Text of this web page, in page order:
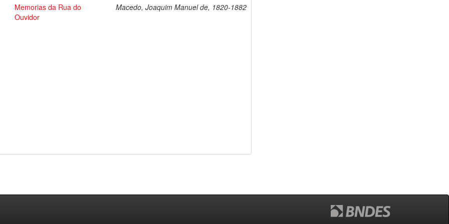
Memorias da Rua do
Ouvidor
Macedo, Joaquim Manuel de, 1820-1882